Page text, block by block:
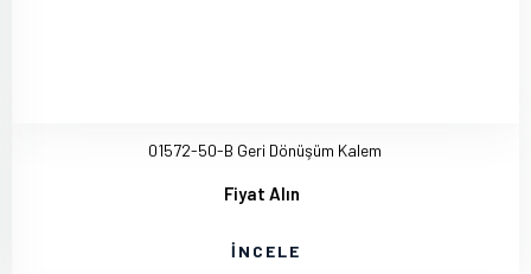
01572-50-B Geri Dönüşüm Kalem
Fiyat Alın
İNCELE